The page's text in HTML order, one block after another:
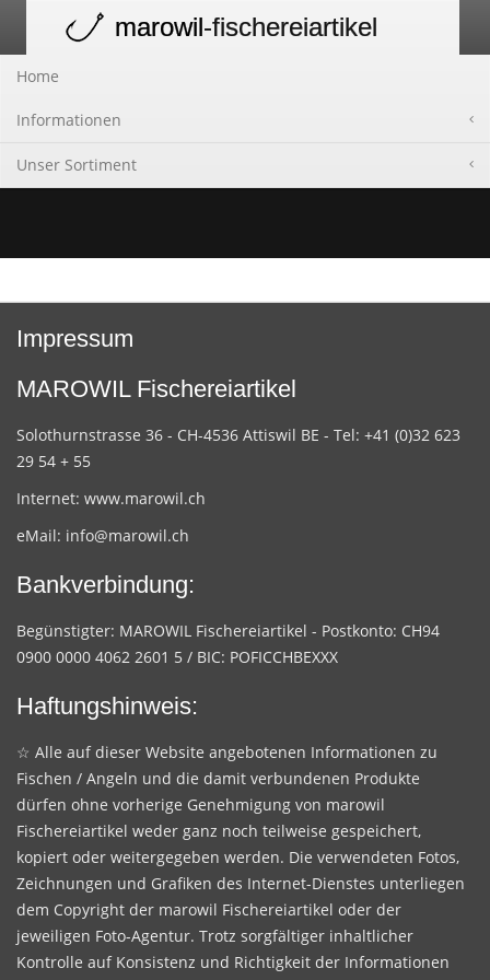
navigation
marowil-fischereiartikel
Home
Informationen
Unser Sortiment
Impressum
MAROWIL Fischereiartikel
Solothurnstrasse 36 - CH-4536 Attiswil BE - Tel: +41 (0)32 623
29 54 + 55
Internet: www.marowil.ch
eMail: info@marowil.ch
Bankverbindung:
Begünstigter: MAROWIL Fischereiartikel - Postkonto: CH94
0900 0000 4062 2601 5 / BIC: POFICCHBEXXX
Haftungshinweis:
☆ Alle auf dieser Website angebotenen Informationen zu
Fischen / Angeln und die damit verbundenen Produkte
dürfen ohne vorherige Genehmigung von marowil
Fischereiartikel weder ganz noch teilweise gespeichert,
kopiert oder weitergegeben werden. Die verwendeten Fotos,
Zeichnungen und Grafiken des Internet-Dienstes unterliegen
dem Copyright der marowil Fischereiartikel oder der
jeweiligen Foto-Agentur. Trotz sorgfältiger inhaltlicher
Kontrolle auf Konsistenz und Richtigkeit der Informationen